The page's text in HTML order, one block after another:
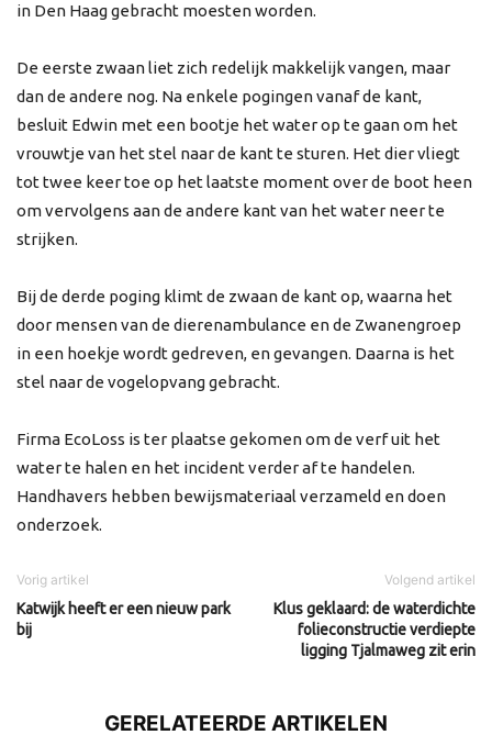
in Den Haag gebracht moesten worden.
De eerste zwaan liet zich redelijk makkelijk vangen, maar
dan de andere nog. Na enkele pogingen vanaf de kant,
besluit Edwin met een bootje het water op te gaan om het
vrouwtje van het stel naar de kant te sturen. Het dier vliegt
tot twee keer toe op het laatste moment over de boot heen
om vervolgens aan de andere kant van het water neer te
strijken.
Bij de derde poging klimt de zwaan de kant op, waarna het
door mensen van de dierenambulance en de Zwanengroep
in een hoekje wordt gedreven, en gevangen. Daarna is het
stel naar de vogelopvang gebracht.
Firma EcoLoss is ter plaatse gekomen om de verf uit het
water te halen en het incident verder af te handelen.
Handhavers hebben bewijsmateriaal verzameld en doen
onderzoek.
Vorig artikel
Katwijk heeft er een nieuw park
bij
Volgend artikel
Klus geklaard: de waterdichte
folieconstructie verdiepte
ligging Tjalmaweg zit erin
GERELATEERDE ARTIKELEN